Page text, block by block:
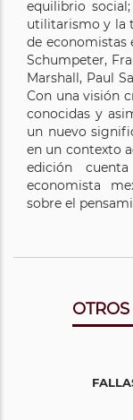
equilibrio
utilitarismo y la
de economistas
Schumpeter,
Marshall, Paul
Con una visión
conocidas y
un nuevo
en un contexto
edición
economista
sobre el